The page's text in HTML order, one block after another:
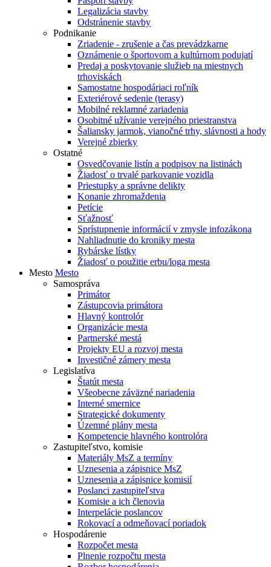
Legalizácia stavby
Odstránenie stavby
Podnikanie
Zriadenie - zrušenie a čas prevádzkarne
Oznámenie o športovom a kultúrnom podujatí
Predaj a poskytovanie služieb na miestnych
trhoviskách
Samostatne hospodáriaci roľník
Exteriérové sedenie (terasy)
Mobilné reklamné zariadenia
Osobitné užívanie verejného priestranstva
Šaliansky jarmok, vianočné trhy, slávnosti a hody
Verejné zbierky
Ostatné
Osvedčovanie listín a podpisov na listinách
Žiadosť o trvalé parkovanie vozidla
Priestupky a správne delikty
Konanie zhromaždenia
Petície
Sťažnosť
Sprístupnenie informácií v zmysle infozákona
Nahliadnutie do kroniky mesta
Rybárske lístky
Žiadosť o použitie erbu/loga mesta
Mesto Mesto
Samospráva
Primátor
Zástupcovia primátora
Hlavný kontrolór
Organizácie mesta
Partnerské mestá
Projekty EU a rozvoj mesta
Investičné zámery mesta
Legislatíva
Štatút mesta
Všeobecne záväzné nariadenia
Interné smernice
Strategické dokumenty
Územné plány mesta
Kompetencie hlavného kontrolóra
Zastupiteľstvo, komisie
Materiály MsZ a termíny
Uznesenia a zápisnice MsZ
Uznesenia a zápisnice komisií
Poslanci zastupiteľstva
Komisie a ich členovia
Interpelácie poslancov
Rokovací a odmeňovací poriadok
Hospodárenie
Rozpočet mesta
Plnenie rozpočtu mesta